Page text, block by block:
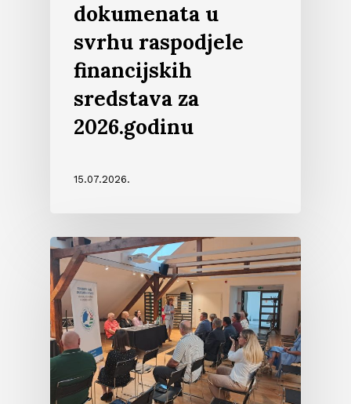
dokumenata u
svrhu raspodjele
financijskih
sredstava za
2026.godinu
15.07.2026.